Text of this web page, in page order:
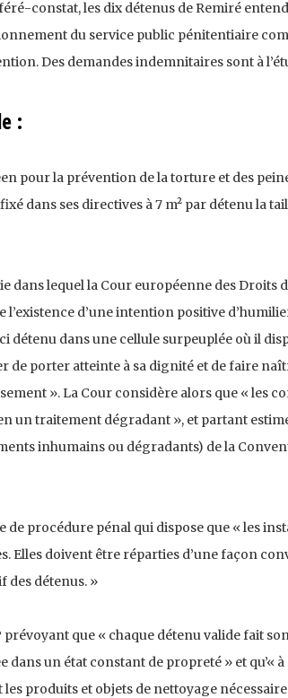
constat, les dix détenus de Remiré
du service public pénitentiaire
Des demandes indemnitaires sont à
:
pour la prévention de la torture et des
dans ses directives à 7 m² par détenu la
dans lequel la Cour européenne des Droits
d’une intention positive
détenu dans une cellule surpeuplée où il
de porter atteinte à sa dignité et de faire
». La Cour considère alors que « les
un traitement dégradant », et partant
inhumains ou dégradants) de la
de procédure pénal qui dispose que « les
Elles doivent être réparties d’une façon
des détenus. »
prévoyant que « chaque détenu valide fait
dans un état constant de propreté » et qu’«
produits et objets de nettoyage